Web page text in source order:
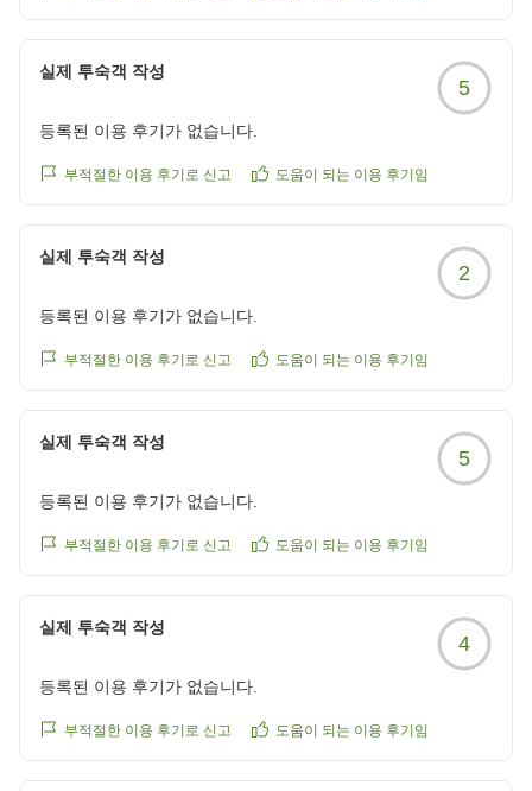
실제 투숙객 작성
5
등록된 이용 후기가 없습니다.
부적절한 이용 후기로 신고 도움이 되는 이용 후기임
실제 투숙객 작성
2
등록된 이용 후기가 없습니다.
부적절한 이용 후기로 신고 도움이 되는 이용 후기임
실제 투숙객 작성
5
등록된 이용 후기가 없습니다.
부적절한 이용 후기로 신고 도움이 되는 이용 후기임
실제 투숙객 작성
4
등록된 이용 후기가 없습니다.
부적절한 이용 후기로 신고 도움이 되는 이용 후기임